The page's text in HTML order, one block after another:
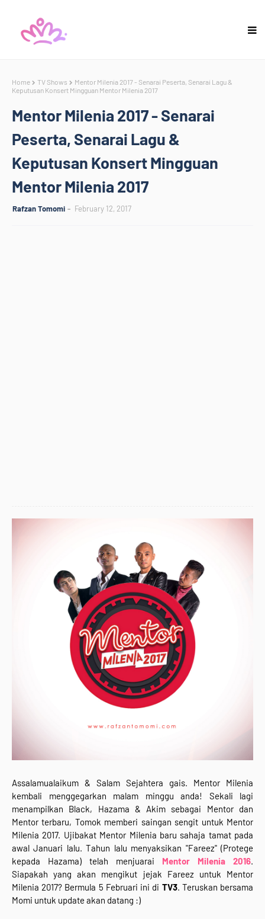
Home TV Shows
Mentor Milenia 2017 - Senarai Peserta, Senarai Lagu &
Keputusan Konsert Mingguan Mentor Milenia 2017
Mentor Milenia 2017 - Senarai
Peserta, Senarai Lagu &
Keputusan Konsert Mingguan
Mentor Milenia 2017
Rafzan Tomomi February 12, 2017
Assalamualaikum & Salam Sejahtera gais. Mentor Milenia
kembali menggegarkan malam minggu anda! Sekali lagi
menampilkan Black, Hazama & Akim sebagai Mentor dan
Mentor terbaru, Tomok memberi saingan sengit untuk Mentor
Milenia 2017. Ujibakat Mentor Milenia baru sahaja tamat pada
awal Januari lalu. Tahun lalu menyaksikan "Fareez" (Protege
kepada Hazama) telah menjuarai Mentor Milenia 2016.
Siapakah yang akan mengikut jejak Fareez untuk Mentor
Milenia 2017? Bermula 5 Februari ini di TV3. Teruskan bersama
Momi untuk update akan datang :)